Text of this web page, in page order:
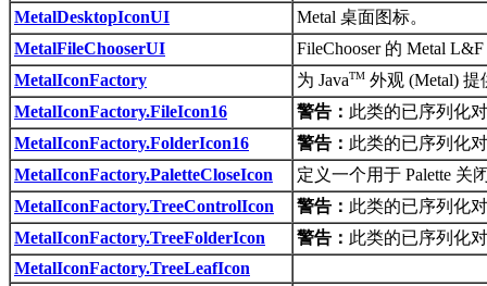
MetalDesktopIconUI
Metal 桌面图标。
MetalFileChooserUI
FileChooser 的 Metal
MetalIconFactory
为 JavaTM 外观 (Metal)
MetalIconFactory.FileIcon16
警告： 此类的已序列化
MetalIconFactory.FolderIcon16
警告： 此类的已序列化
MetalIconFactory.PaletteCloseIcon
定义一个用于 Palette 关
MetalIconFactory.TreeControlIcon
警告： 此类的已序列化
MetalIconFactory.TreeFolderIcon
警告： 此类的已序列化
MetalIconFactory.TreeLeafIcon